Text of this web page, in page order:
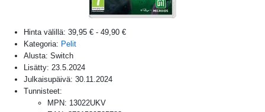
Hinta välillä: 39,95 € - 49,90 €
Kategoria: Pelit
Alusta: Switch
Lisätty: 23.5.2024
Julkaisupäivä: 30.11.2024
Tunnisteet:
MPN: 13022UKV